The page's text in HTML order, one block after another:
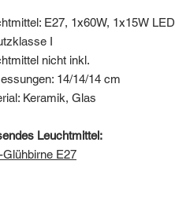
E27, 1x60W, 1x15W
I
nicht inkl.
14/14/14 cm
Keramik, Glas
Leuchtmittel:
Glühbirne E27